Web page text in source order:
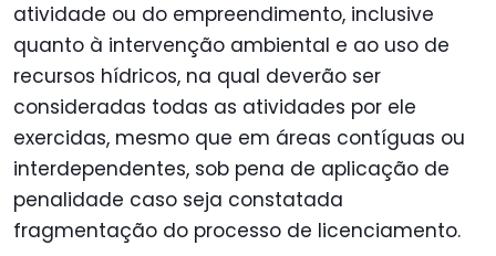
atividade ou do empreendimento, inclusive
quanto à intervenção ambiental e ao uso de
recursos hídricos, na qual deverão ser
consideradas todas as atividades por ele
exercidas, mesmo que em áreas contíguas ou
interdependentes, sob pena de aplicação de
penalidade caso seja constatada
fragmentação do processo de licenciamento.